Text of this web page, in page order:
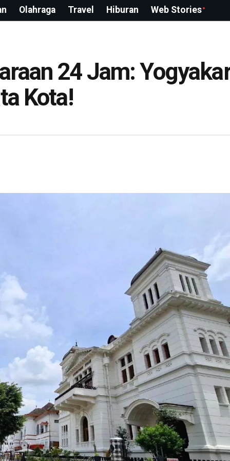
Olahraga Travel Hiburan Web Stories
24 Jam:
Kota!